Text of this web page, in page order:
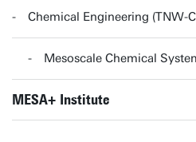
Chemical Engineering (TNW-
Mesoscale Chemical
MESA+ Institute